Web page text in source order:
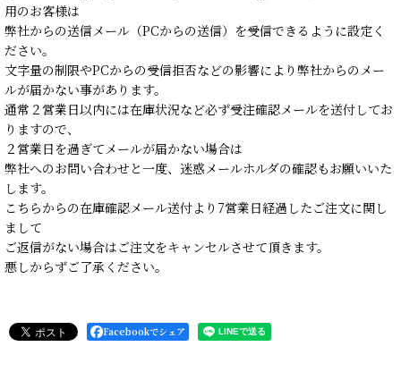
用のお客様は
弊社からの送信メール（PCからの送信）を受信できるように設定く
ださい。
文字量の制限やPCからの受信拒否などの影響により弊社からのメー
ルが届かない事があります。
通常２営業日以内には在庫状況など必ず受注確認メールを送付してお
りますので、
２営業日を過ぎてメールが届かない場合は
弊社へのお問い合わせと一度、迷惑メールホルダの確認もお願いいた
します。
こちらからの在庫確認メール送付より7営業日経過したご注文に関し
まして
ご返信がない場合はご注文をキャンセルさせて頂きます。
悪しからずご了承ください。
Facebookでシェア